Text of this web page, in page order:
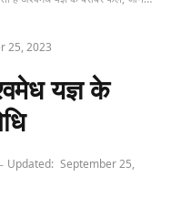
25, 2023
यज्ञ के
Updated: September 25,